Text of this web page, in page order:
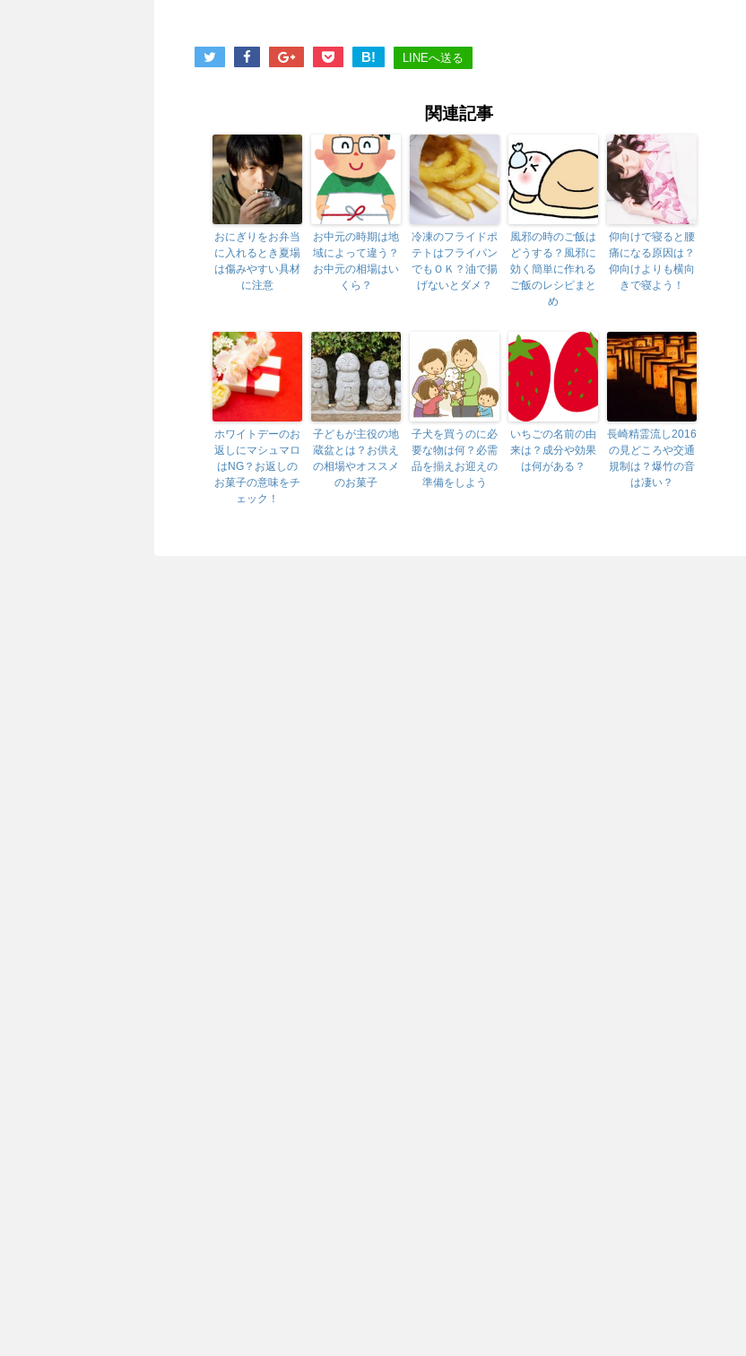
B! LINEへ送る
関連記事
おにぎりをお弁当
に入れるとき夏場
は傷みやすい具材
に注意
お中元の時期は地
域によって違う？
お中元の相場はい
くら？
冷凍のフライドポ
テトはフライパン
でもＯＫ？油で揚
げないとダメ？
風邪の時のご飯は
どうする？風邪に
効く簡単に作れる
ご飯のレシピまと
め
仰向けで寝ると腰
痛になる原因は？
仰向けよりも横向
きで寝よう！
ホワイトデーのお
返しにマシュマロ
はNG？お返しの
お菓子の意味をチ
ェック！
子どもが主役の地
蔵盆とは？お供え
の相場やオススメ
のお菓子
子犬を買うのに必
要な物は何？必需
品を揃えお迎えの
準備をしよう
いちごの名前の由
来は？成分や効果
は何がある？
長崎精霊流し2016
の見どころや交通
規制は？爆竹の音
は凄い？